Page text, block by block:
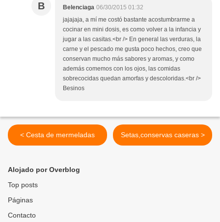
B Belenciaga 06/30/2015 01:32
jajajaja, a mí me costó bastante acostumbrarme a
cocinar en mini dosis, es como volver a la infancia y
jugar a las casitas.<br /> En general las verduras, la
carne y el pescado me gusta poco hechos, creo que
conservan mucho más sabores y aromas, y como
además comemos con los ojos, las comidas
sobrecocidas quedan amorfas y descoloridas.<br />
Besinos
< Cesta de mermeladas Setas,conservas caseras >
Alojado por Overblog
Top posts
Páginas
Contacto